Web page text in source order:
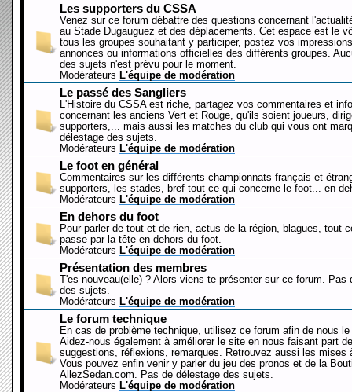
Les supporters du CSSA
Venez sur ce forum débattre des questions concernant
au Stade Dugauguez et des déplacements. Cet espace est le
tous les groupes souhaitant y participer, postez vos
annonces ou informations officielles des différents groupes.
des sujets n'est prévu pour le moment.
Modérateurs L'équipe de modération
Le passé des Sangliers
L'Histoire du CSSA est riche, partagez vos commentaires et
concernant les anciens Vert et Rouge, qu'ils soient joueurs,
supporters,... mais aussi les matches du club qui vous ont
délestage des sujets.
Modérateurs L'équipe de modération
Le foot en général
Commentaires sur les différents championnats français et
supporters, les stades, bref tout ce qui concerne le foot... en
Modérateurs L'équipe de modération
En dehors du foot
Pour parler de tout et de rien, actus de la région, blagues, tout
passe par la tête en dehors du foot.
Modérateurs L'équipe de modération
Présentation des membres
T'es nouveau(elle) ? Alors viens te présenter sur ce forum. Pas
des sujets.
Modérateurs L'équipe de modération
Le forum technique
En cas de problème technique, utilisez ce forum afin de nous le
Aidez-nous également à améliorer le site en nous faisant part
suggestions, réflexions, remarques. Retrouvez aussi les mises
Vous pouvez enfin venir y parler du jeu des pronos et de la
AllezSedan.com. Pas de délestage des sujets.
Modérateurs L'équipe de modération